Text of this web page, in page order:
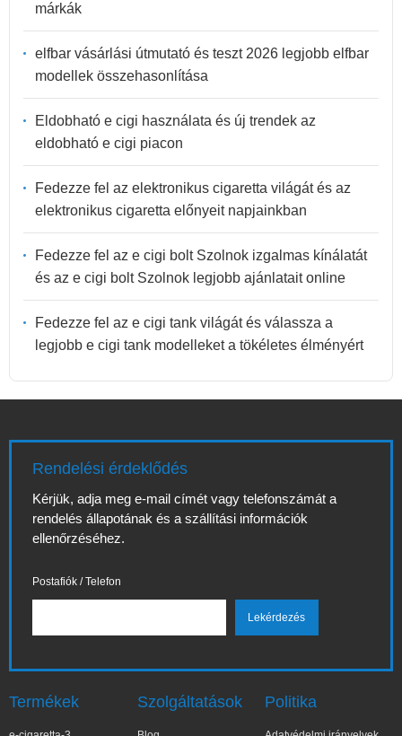
márkák
elfbar vásárlási útmutató és teszt 2026 legjobb elfbar
modellek összehasonlítása
Eldobható e cigi használata és új trendek az
eldobható e cigi piacon
Fedezze fel az elektronikus cigaretta világát és az
elektronikus cigaretta előnyeit napjainkban
Fedezze fel az e cigi bolt Szolnok izgalmas kínálatát
és az e cigi bolt Szolnok legjobb ajánlatait online
Fedezze fel az e cigi tank világát és válassza a
legjobb e cigi tank modelleket a tökéletes élményért
Rendelési érdeklődés
Kérjük, adja meg e-mail címét vagy telefonszámát a
rendelés állapotának és a szállítási információk
ellenőrzéséhez.
Postafiók / Telefon
Termékek Szolgáltatások Politika